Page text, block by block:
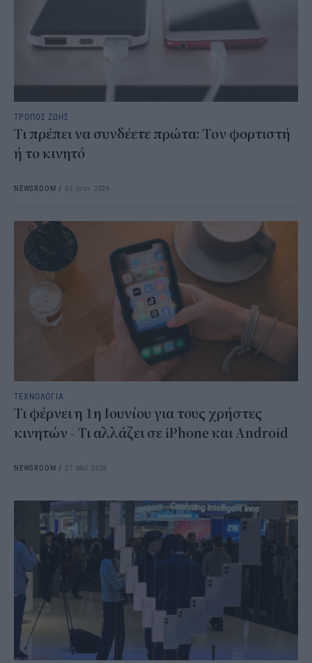
ΤΡΟΠΟΣ ΖΩΗΣ
Τι πρέπει να συνδέετε πρώτα: Τον φορτιστή
ή το κινητό
NEWSROOM / 03 Ιουν 2026
ΤΕΧΝΟΛΟΓΙΑ
Τι φέρνει η 1η Ιουνίου για τους χρήστες
κινητών - Τι αλλάζει σε iPhone και Android
NEWSROOM / 27 Μαΐ 2026